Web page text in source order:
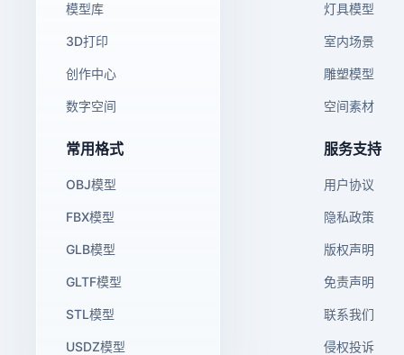
模型库
3D打印
创作中心
数字空间
灯具模型
室内场景
雕塑模型
空间素材
常用格式
OBJ模型
FBX模型
GLB模型
GLTF模型
STL模型
USDZ模型
服务支持
用户协议
隐私政策
版权声明
免责声明
联系我们
侵权投诉